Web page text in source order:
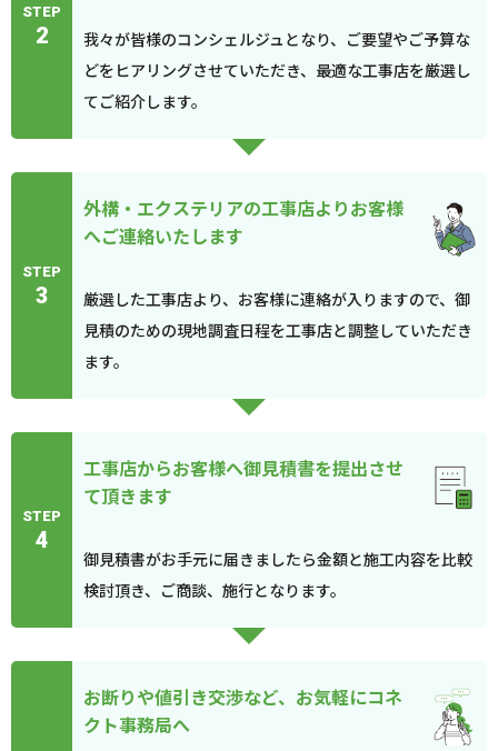
STEP
2
我々が皆様のコンシェルジュとなり、ご要望やご予算な
どをヒアリングさせていただき、最適な工事店を厳選し
てご紹介します。
STEP
3
外構・エクステリアの工事店よりお客様
へご連絡いたします
厳選した工事店より、お客様に連絡が入りますので、御
見積のための現地調査日程を工事店と調整していただき
ます。
STEP
4
工事店からお客様へ御見積書を提出させ
て頂きます
御見積書がお手元に届きましたら金額と施工内容を比較
検討頂き、ご商談、施行となります。
お断りや値引き交渉など、お気軽にコネ
クト事務局へ